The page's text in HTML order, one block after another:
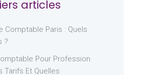
articles
Comptable Paris : Quels
?
Pour Profession
Tarifs Et Quelles